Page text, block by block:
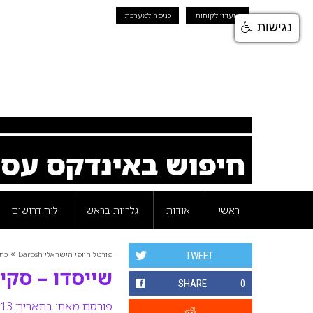
מועדון לקוחות כניסה למערכת
חיפוש באינדקס
ראשי אודות גלריות בראש לוח דרושים
פורטל היופי הישראלי Barosh »
שייסדו –
פורסם מאת: בתאריך: 13 ינואר 2008
TWEET
SHARE 0
נגישות